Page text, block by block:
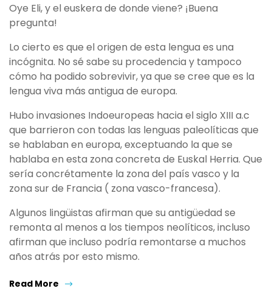
Oye Eli, y el euskera de donde viene? ¡Buena
pregunta!
Lo cierto es que el origen de esta lengua es una
incógnita. No sé sabe su procedencia y tampoco
cómo ha podido sobrevivir, ya que se cree que es la
lengua viva más antigua de europa.
Hubo invasiones Indoeuropeas hacia el siglo XIII a.c
que barrieron con todas las lenguas paleolíticas que
se hablaban en europa, exceptuando la que se
hablaba en esta zona concreta de Euskal Herria. Que
sería concrétamente la zona del país vasco y la
zona sur de Francia ( zona vasco-francesa).
Algunos lingüistas afirman que su antigüedad se
remonta al menos a los tiempos neolíticos, incluso
afirman que incluso podría remontarse a muchos
años atrás por esto mismo.
Read More